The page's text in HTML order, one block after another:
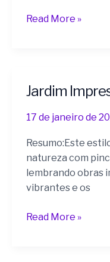
Read More »
Jardim
17 de janeiro de
Resumo:Este
natureza com
lembrando obras
vibrantes e os
Jardim
Read More »